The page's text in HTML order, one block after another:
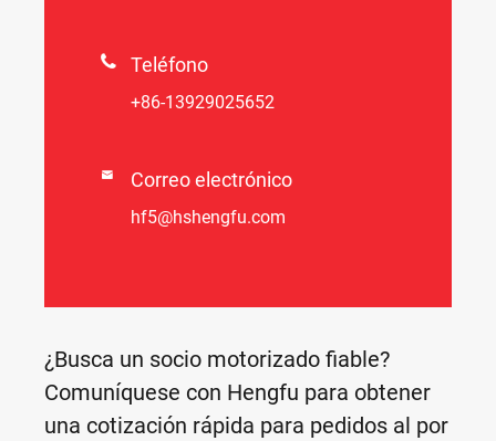
 Teléfono
+86-13929025652
 Correo electrónico
hf5@hshengfu.com
¿Busca un socio motorizado fiable?
Comuníquese con Hengfu para obtener
una cotización rápida para pedidos al por